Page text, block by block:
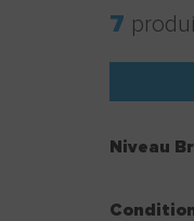
7
Niveau